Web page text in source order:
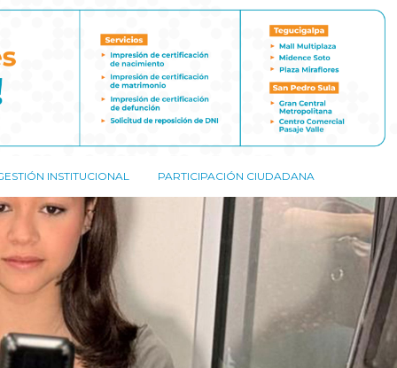
INSTITUCIONAL PARTICIPACIÓN CIUDADANA